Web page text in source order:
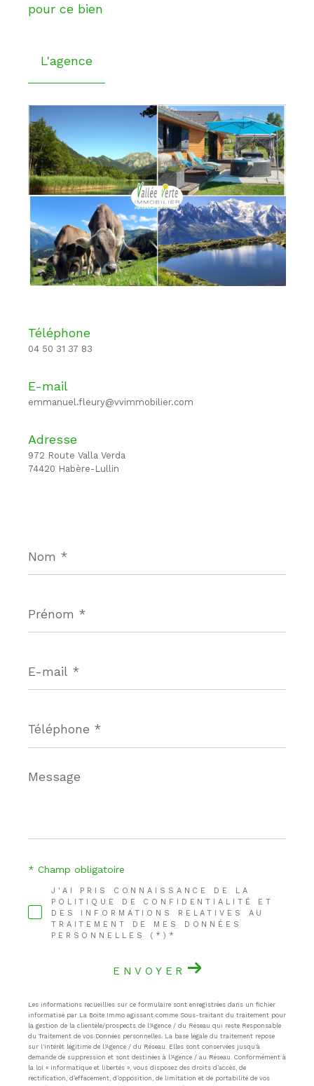
pour ce bien
L'agence
Téléphone
04 50 31 37 83
E-mail
emmanuel.fleury@vvimmobilier.com
Adresse
972 Route Valla Verda
74420 Habère-Lullin
*
*
mail
*
*
Message
*
J'AI PRIS CONNAISSANCE DE LA
POLITIQUE DE CONFIDENTIALITÉ ET
DES INFORMATIONS RELATIVES AU
TRAITEMENT DE MES DONNÉES
PERSONNELLES (*)*
* Champ obligatoire
ENVOYER
Les informations recueillies sur ce formulaire sont enregistrées dans un fichier
informatisé par La Boite Immo agissant comme Sous-traitant du traitement pour
la gestion de la clientèle/prospects de l'Agence / du Réseau qui reste Responsable
du Traitement de vos Données personnelles. La base légale du traitement repose
sur l'intérêt légitime de l'Agence / du Réseau. Elles sont conservées jusqu'à
demande de suppression et sont destinées à l'Agence / au Réseau. Conformément à
la loi « informatique et libertés », vous disposez des droits d’accès, de
rectification, d’effacement, d’opposition, de limitation et de portabilité de vos